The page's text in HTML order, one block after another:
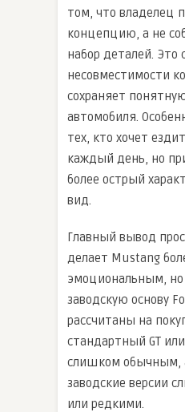
том, что владелец
концепцию, а не
набор деталей. Это
несовместимости
сохраняет
автомобиля.
тех, кто хочет
каждый день, но
более острый
вид.
Главный вывод
делает Mustang
эмоциональным,
заводскую основу
рассчитаны на
стандартный GT
слишком обычным,
заводские версии
или редкими.